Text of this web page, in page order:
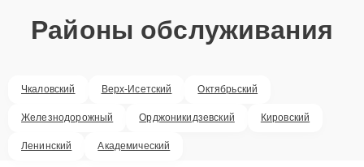
Районы обслуживания
Чкаловский Верх-Исетский Октябрьский
Железнодорожный Орджоникидзевский Кировский
Ленинский Академический